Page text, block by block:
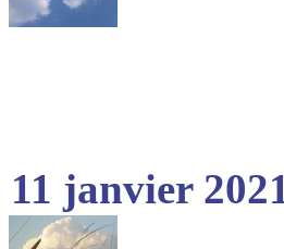
11 janvier 2021